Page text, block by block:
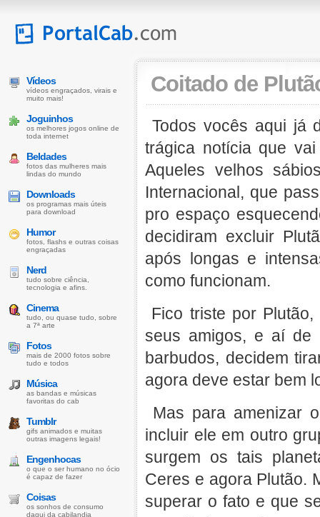
Coitado de
Todos vocês aqui já
trágica notícia que
Aqueles velhos
Internacional, que
pro espaço
decidiram excluir
após longas e
como funcionam.
Fico triste por
seus amigos, e aí de
barbudos, decidem
agora deve estar bem
Mas para amenizar
incluir ele em outro
surgem os tais
Ceres e agora Plutão.
superar o fato e que
Vídeos
vídeos engraçados, virais e
muito mais!
Joguinhos
os melhores jogos online de
toda internet
Beldades
fotos das mulheres mais
lindas do mundo
Downloads
os programas mais úteis
para download
Humor
fotos, flashs e outras coisas
engraçadas
Nerd
tudo sobre ciência,
tecnologia e afins.
Cinema
tudo, ou quase tudo, sobre
a 7ª arte
Fotos
mais de 2000 fotos sobre
tudo e todos
Música
as bandas e músicas
favoritas do cab
Tumblr
gifs animados e muitas
outras imagens legais!
Engenhocas
o que o ser humano no ócio
é capaz de fazer
Coisas
os sonhos de consumo
daqui da cabilandia